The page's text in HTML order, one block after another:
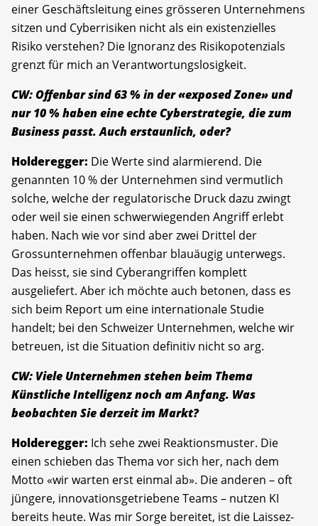
einer Geschäftsleitung eines grösseren Unternehmens
sitzen und Cyberrisiken nicht als ein existenzielles
Risiko verstehen? Die Ignoranz des Risikopotenzials
grenzt für mich an Verantwortungslosigkeit.
CW: Offenbar sind 63% in der«exposed Zone» und
nur 10% haben eine echte Cyberstrategie, die zum
Business passt. Auch erstaunlich, oder?
Holderegger: Die Werte sind alarmierend. Die
genannten 10 % der Unternehmen sind vermutlich
solche, welche der regulatorische Druck dazu zwingt
oder weil sie einen schwerwiegenden Angriff erlebt
haben. Nach wie vor sind aber zwei Drittel der
Grossunternehmen offenbar blauäugig unterwegs.
Das heisst, sie sind Cyberangriffen komplett
ausgeliefert. Aber ich möchte auch betonen, dass es
sich beim Report um eine internationale Studie
handelt; bei den Schweizer Unternehmen, welche wir
betreuen, ist die Situation definitiv nicht so arg.
CW: Viele Unternehmen stehen beim Thema
Künstliche Intelligenz noch am Anfang. Was
beobachten Sie derzeit im Markt?
Holderegger: Ich sehe zwei Reaktionsmuster. Die
einen schieben das Thema vor sich her, nach dem
Motto «wir warten erst einmal ab». Die anderen – oft
jüngere, innovationsgetriebene Teams – nutzen KI
bereits heute. Was mir Sorge bereitet, ist die Laissez-